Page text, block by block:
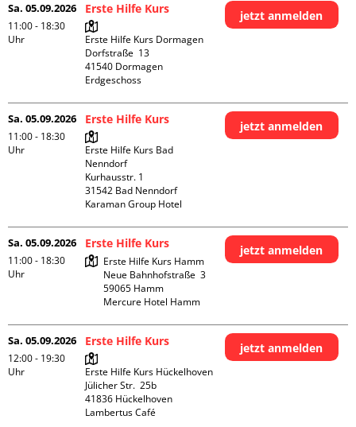
Sa. 05.09.2026
11:00 - 18:30
Uhr
Erste Hilfe Kurs
Erste Hilfe Kurs Dormagen
Dorfstraße  13
41540 Dormagen
Erdgeschoss
jetzt anmelden
Sa. 05.09.2026
11:00 - 18:30
Uhr
Erste Hilfe Kurs
Erste Hilfe Kurs Bad
Nenndorf
Kurhausstr. 1
31542 Bad Nenndorf
Karaman Group Hotel
jetzt anmelden
Sa. 05.09.2026
11:00 - 18:30
Uhr
Erste Hilfe Kurs
Erste Hilfe Kurs Hamm
Neue Bahnhofstraße  3
59065 Hamm
Mercure Hotel Hamm
jetzt anmelden
Sa. 05.09.2026
12:00 - 19:30
Uhr
Erste Hilfe Kurs
Erste Hilfe Kurs Hückelhoven
Jülicher Str.  25b
41836 Hückelhoven
Lambertus Café
jetzt anmelden